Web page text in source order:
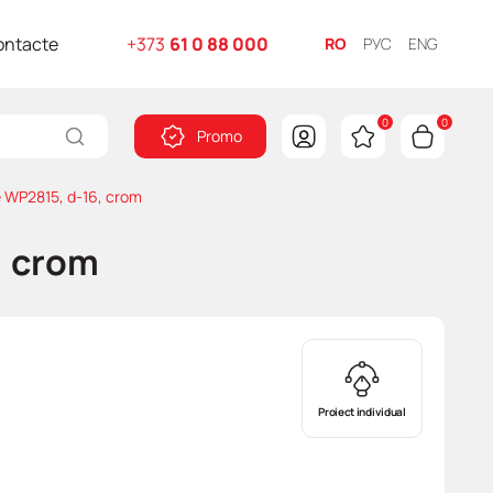
+373 61 0 88 000 RO РУС ENG
Promo
0 0
d-16, crom
crom
Proiect individual